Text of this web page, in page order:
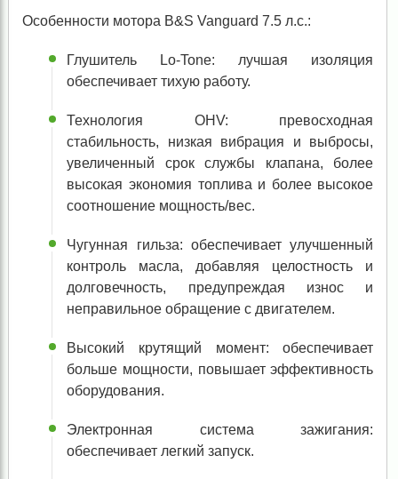
Особенности мотора B&S Vanguard 7.5 л.с.:
Глушитель Lo-Tone: лучшая изоляция
обеспечивает тихую работу.
Технология OHV: превосходная
стабильность, низкая вибрация и выбросы,
увеличенный срок службы клапана, более
высокая экономия топлива и более высокое
соотношение мощность/вес.
Чугунная гильза: обеспечивает улучшенный
контроль масла, добавляя целостность и
долговечность, предупреждая износ и
неправильное обращение с двигателем.
Высокий крутящий момент: обеспечивает
больше мощности, повышает эффективность
оборудования.
Электронная система зажигания:
обеспечивает легкий запуск.